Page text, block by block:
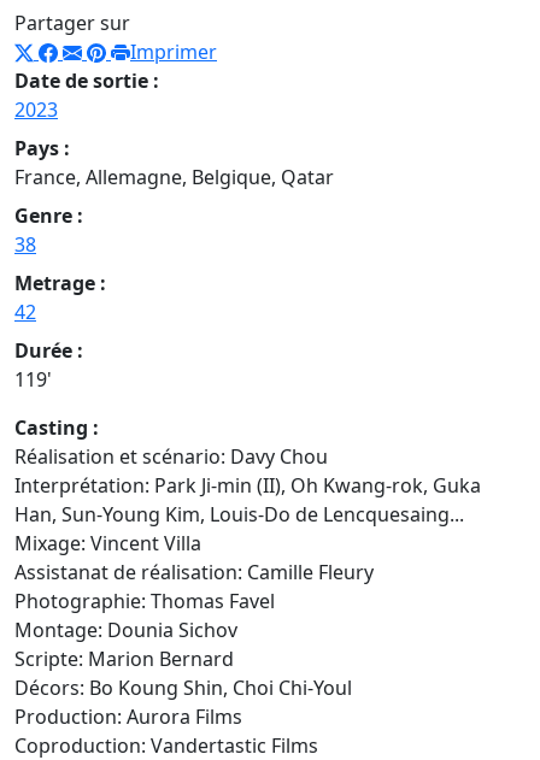
Partager sur
Imprimer
Date de sortie :
2023
Pays :
France, Allemagne, Belgique, Qatar
Genre :
38
Metrage :
42
Durée :
119'
Casting :
Réalisation et scénario: Davy Chou
Interprétation: Park Ji-min (II), Oh Kwang-rok, Guka
Han, Sun-Young Kim, Louis-Do de Lencquesaing...
Mixage: Vincent Villa
Assistanat de réalisation: Camille Fleury
Photographie: Thomas Favel
Montage: Dounia Sichov
Scripte: Marion Bernard
Décors: Bo Koung Shin, Choi Chi-Youl
Production: Aurora Films
Coproduction: Vandertastic Films